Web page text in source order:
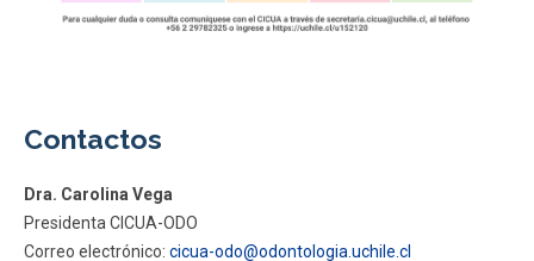
Contactos
Dra. Carolina Vega
Presidenta CICUA-ODO
Correo electrónico: cicua-odo@odontologia.uchile.cl